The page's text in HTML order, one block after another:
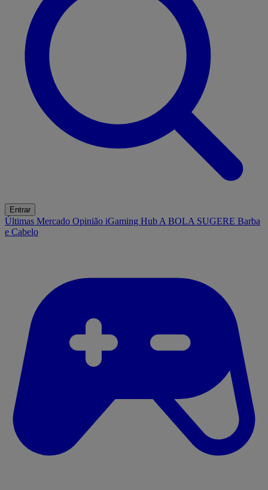
Entrar
Últimas Mercado Opinião iGaming Hub A BOLA SUGERE Barba
e Cabelo